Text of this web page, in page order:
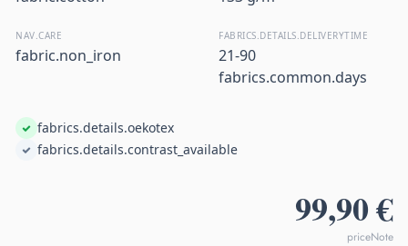
NAV.CARE
fabric.non_iron
FABRICS.DETAILS.DELIVERYTIME
21-90
fabrics.common.days
fabrics.details.oekotex
fabrics.details.contrast_available
99,90 €
priceNote